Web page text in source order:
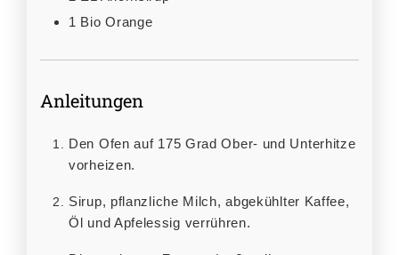
1 Bio Orange
Anleitungen
Den Ofen auf 175 Grad Ober- und Unterhitze
vorheizen.
Sirup, pflanzliche Milch, abgekühlter Kaffee,
Öl und Apfelessig verrühren.